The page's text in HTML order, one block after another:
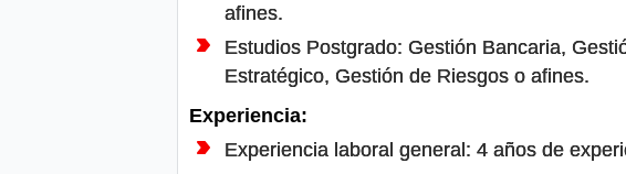
afines.
Estudios Postgrado: Gestión Bancaria,
Estratégico, Gestión de Riesgos o afines.
Experiencia:
Experiencia laboral general: 4 años de